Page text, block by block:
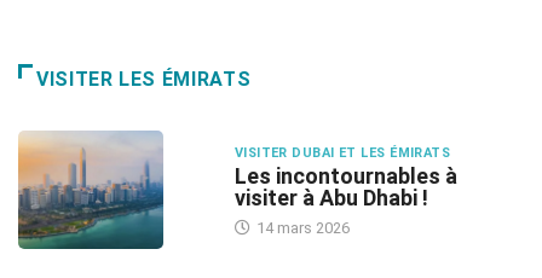
VISITER LES ÉMIRATS
VISITER DUBAI ET LES ÉMIRATS
Les incontournables à
visiter à Abu Dhabi !
14 mars 2026